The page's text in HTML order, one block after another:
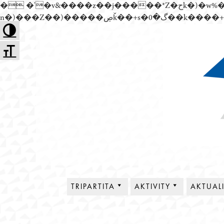
Toggle High Contrast
Toggle Font size
� �'�v&����z��j�����*Z�حk�)�w%�׬��Z��)��,���jwez�a��گ�0��k����+Z� \�{^��溙
Přejít
k
obsahu
TRIPARTITA AKTIVITY